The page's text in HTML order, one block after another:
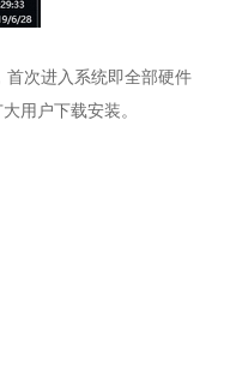
首次进入系统即全部硬件
用户下载安装。